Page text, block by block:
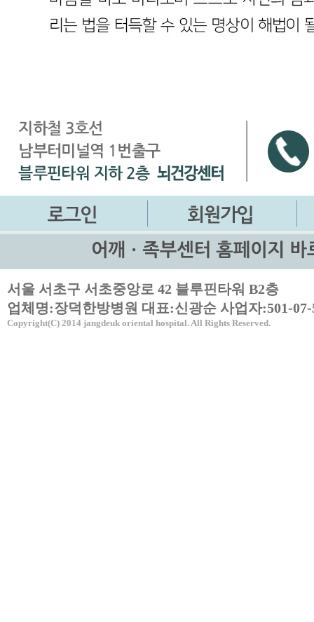
서울 서초구 서초중앙로 42 블루핀타워 B2층
업체명:장덕한방병원 대표:신광순 사업자:501-07-
Copyright(C) 2014 jangdeuk oriental hospital. All Rights Reserved.